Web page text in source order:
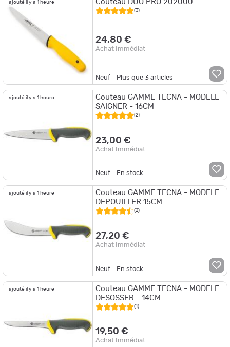
ajouté il y a 1 heure Couteau DUO PRO 202000
(3)
24,80 €
Achat Immédiat
Neuf - Plus que3 articles
ajouté il y a 1 heure
Couteau GAMME TECNA - MODELE
SAIGNER - 16CM
(2)
23,00 €
Achat Immédiat
Neuf - En stock
ajouté il y a 1 heure
Couteau GAMME TECNA - MODELE
DEPOUILLER 15CM
(2)
27,20 €
Achat Immédiat
Neuf - En stock
ajouté il y a 1 heure
Couteau GAMME TECNA - MODELE
DESOSSER - 14CM
(1)
19,50 €
Achat Immédiat